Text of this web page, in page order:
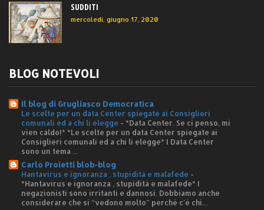
SUDDITI
mercoledì, giugno 17, 2020
BLOG NOTEVOLI
Il blog di Grugliasco Democratica
Le scelte per un data Center spiegate ai Consiglieri
comunali ed a chi li elegge - *Data Center. Se ci penso, mi
vien caldo!* *Le scelte per un data Center spiegate ai
Consiglieri comunali ed a chi li elegge* I Data Center
sono un tema ...
Carlo Proietti blob-blog
Hantavirus e ignoranza , stupidità e malafede -
*Hantavirus e ignoranza , stupidità e malafede* I
negazionisti sono irritanti e dannosi. Dobbiamo anche
considerare che si “vedono molto” perché c'è chi...